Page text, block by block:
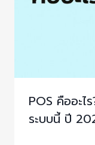
POS คืออะไ
ระบบนี้ ปี